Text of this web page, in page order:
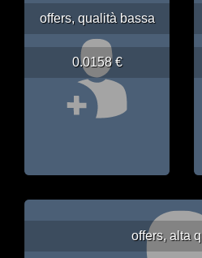
offers, qualità bassa
0.0158 €
offers, alta